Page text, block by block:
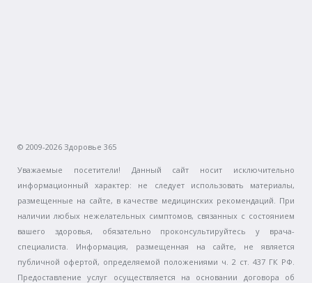
© 2009-2026 Здоровье 365
Уважаемые посетители! Данный сайт носит исключительно
информационный характер: не следует использовать материалы,
размещенные на сайте, в качестве медицинских рекомендаций. При
наличии любых нежелательных симптомов, связанных с состоянием
вашего здоровья, обязательно проконсультируйтесь у врача-
специалиста. Информация, размещенная на сайте, не является
публичной офертой, определяемой положениями ч. 2 ст. 437 ГК РФ.
Предоставление услуг осуществляется на основании договора об